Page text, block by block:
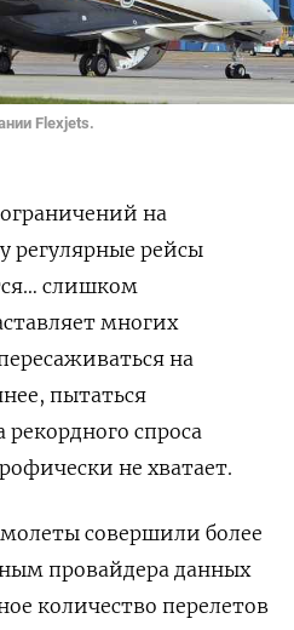
Flexjets.
на
регулярные рейсы
слишком
многих
на
пытаться
спроса
не хватает.
совершили более
провайдера данных
количество перелетов